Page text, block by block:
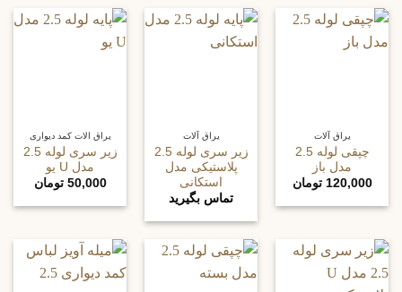
یراق آلات
چپقی لوله 2.5
مدل باز
120,000 تومان
یراق آلات
زیر سری لوله 2.5
پلاستیکی مدل
استکانی
تماس بگیرید
یراق الات کمد دیواری
زیر سری لوله 2.5
مدل U یو
50,000 تومان